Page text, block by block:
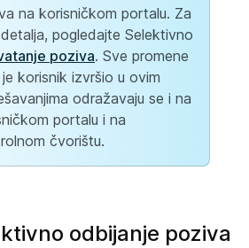
na korisničkom portalu. Za
pogledajte Selektivno
poziva. Sve promene
korisnik izvršio u ovim
odražavaju se i na
portalu i na
čvorištu.
odbijanje poziva